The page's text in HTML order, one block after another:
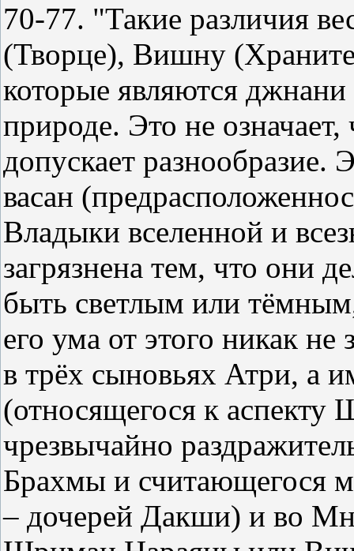
70-77. "Такие различия
(Творце), Вишну
которые являются
природе. Это не
допускает разнообразие.
васан
Владыки вселенной и
загрязнена тем, что они
быть светлым или
его ума от этого никак
в трёх сыновьях Атри, а
(относящегося к
чрезвычайно
Брахмы и считающегося
– дочерей Дакши) и во